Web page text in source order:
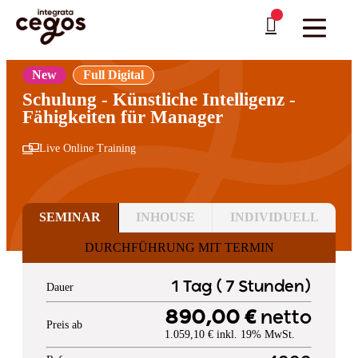
Skip to main content
Sie sind hier:Startseite
Professionelle Weiterbildung & Schulungen in Deutschland
>Management und Leadership
New Full Digital
Schulung - Künstliche Intelligenz -
Fähigkeiten für Manager
Live Online Training
SEMINAR INHOUSE INDIVIDUELL
DURCHFÜHRUNG MIT TERMIN
Dauer 1 Tag ( 7 Stunden)
Preis ab 890,00 € netto
1.059,10 € inkl. 19% MwSt.